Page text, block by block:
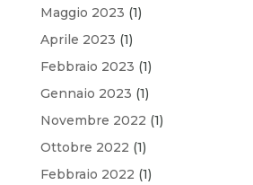
Maggio 2023 (1)
Aprile 2023 (1)
Febbraio 2023 (1)
Gennaio 2023 (1)
Novembre 2022 (1)
Ottobre 2022 (1)
Febbraio 2022 (1)